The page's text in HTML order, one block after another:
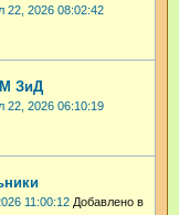
22, 2026 08:02:42
ЗиД
22, 2026 06:10:19
11:00:12 Добавлено в